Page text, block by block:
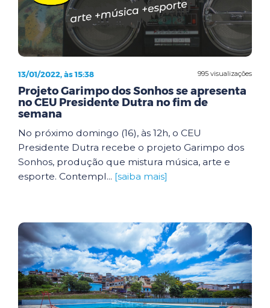
995 visualizações
13/01/2022, às 15:38
Projeto Garimpo dos Sonhos se apresenta
no CEU Presidente Dutra no fim de
semana
No próximo domingo (16), às 12h, o CEU
Presidente Dutra recebe o projeto Garimpo dos
Sonhos, produção que mistura música, arte e
esporte. Contempl... [saiba mais]